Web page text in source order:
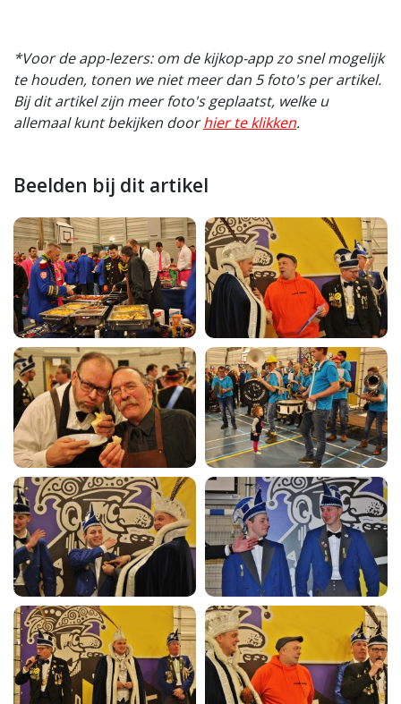
*Voor de app-lezers: om de kijkop-app zo snel mogelijk
te houden, tonen we niet meer dan 5 foto's per artikel.
Bij dit artikel zijn meer foto's geplaatst, welke u
allemaal kunt bekijken doorhier te klikken.
Beelden bij dit artikel